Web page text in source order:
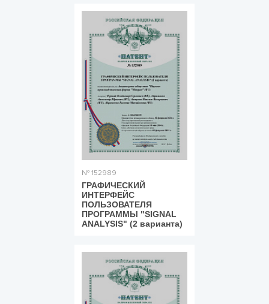
№ 152989
ГРАФИЧЕСКИЙ
ИНТЕРФЕЙС
ПОЛЬЗОВАТЕЛЯ
ПРОГРАММЫ "SIGNAL
ANALYSIS" (2 варианта)